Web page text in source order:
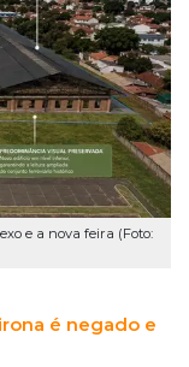
e a nova feira (Foto:
é negado e